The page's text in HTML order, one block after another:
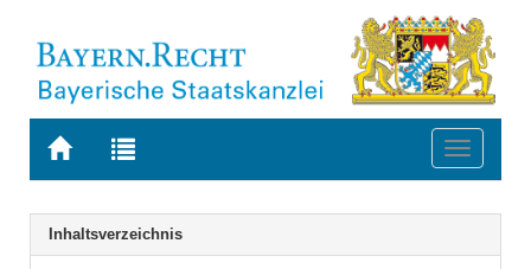
Zur
BAYERN.RECHT
Zur
letzten
Suche
Toggle
Navigation
Inhaltsverzeichnis